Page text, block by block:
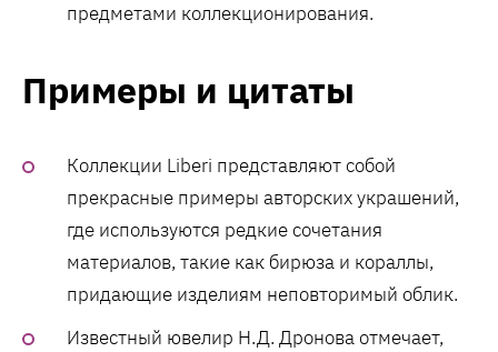
предметами коллекционирования.
Примеры и цитаты
Коллекции Liberi представляют собой
прекрасные примеры авторских украшений,
где используются редкие сочетания
материалов, такие как бирюза и кораллы,
придающие изделиям неповторимый облик.
Известный ювелир Н.Д. Дронова отмечает,